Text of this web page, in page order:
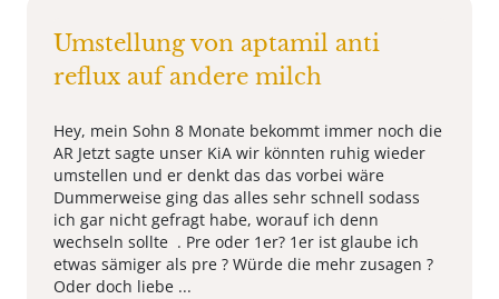
Umstellung von aptamil anti
reflux auf andere milch
Hey, mein Sohn 8 Monate bekommt immer noch die
AR Jetzt sagte unser KiA wir könnten ruhig wieder
umstellen und er denkt das das vorbei wäre
Dummerweise ging das alles sehr schnell sodass
ich gar nicht gefragt habe, worauf ich denn
wechseln sollte . Pre oder 1er? 1er ist glaube ich
etwas sämiger als pre ? Würde die mehr zusagen ?
Oder doch liebe ...